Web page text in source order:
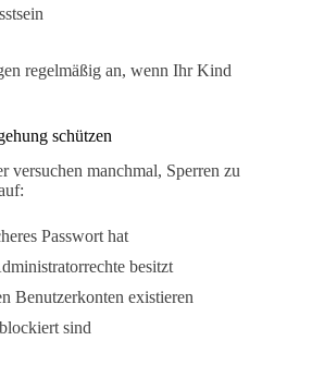
regelmäßig an, wenn Ihr Kind
schützen
versuchen manchmal, Sperren zu
Passwort hat
besitzt
Benutzerkonten existieren
sind